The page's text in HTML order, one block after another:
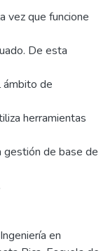
vez que funcione
De esta
ámbito de
herramientas
gestión de base de
en